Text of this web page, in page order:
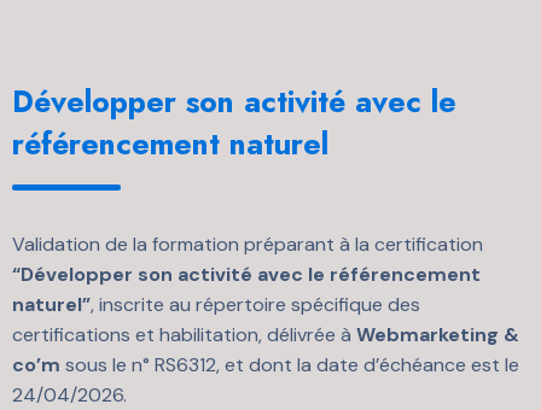
Développer son activité avec le
référencement naturel
Validation de la formation préparant à la certification
“Développer son activité avec le référencement
naturel”, inscrite au répertoire spécifique des
certifications et habilitation, délivrée à Webmarketing &
co’m sous le n° RS6312, et dont la date d’échéance est le
24/04/2026.